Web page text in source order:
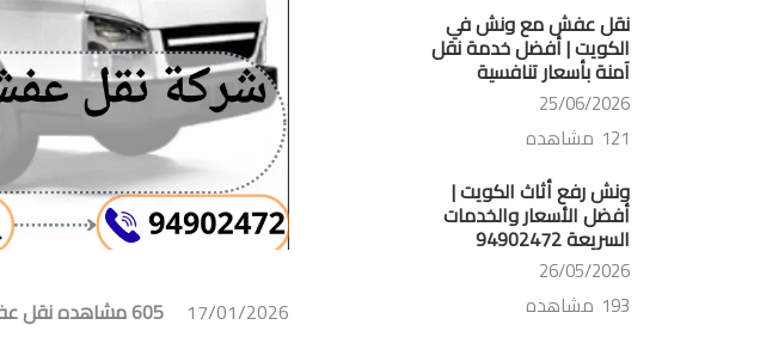
نقل عفش مع ونش في
الكويت | أفضل خدمة نقل
آمنة بأسعار تنافسية
25/06/2026
121 مشاهده
ونش رفع أثاث الكويت |
أفضل الأسعار والخدمات
السريعة 94902472
26/05/2026
193 مشاهده
17/01/2026 605 مشاهده نقل